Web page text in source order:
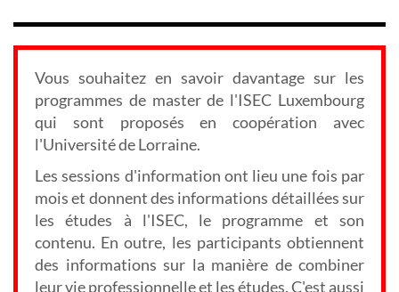
Vous souhaitez en savoir davantage sur les
programmes de master de l'ISEC Luxembourg
qui sont proposés en coopération avec
l'Université de Lorraine.
Les sessions d'information ont lieu une fois par
mois et donnent des informations détaillées sur
les études à l'ISEC, le programme et son
contenu. En outre, les participants obtiennent
des informations sur la manière de combiner
leur vie professionnelle et les études. C'est aussi